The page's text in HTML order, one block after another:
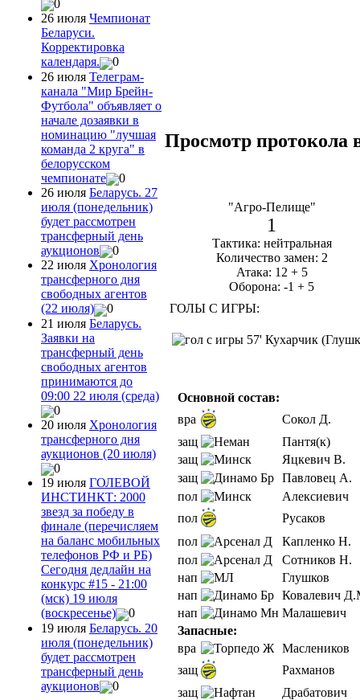
0
26 июля Чемпионат
Беларуси.
Корректировка
календаря.
0
26 июля Телеграм-
канала "Мир Брейн-
Футбола" объявляет о
начале дозаявки в
номинацию "лучшая
команда 2 круга" в
белорусском
чемпионате
0
26 июля Беларусь. 27
июля (понедельник)
будет рассмотрен
трансферный день
аукционов
0
22 июля Хронология
трансферного дня
свободных агентов
(22 июля)
0
21 июля Беларусь.
Заявки на
трансферный день
свободных агентов
принимаются до
09:00 22 июля (среда)
0
20 июля Хронология
трансферного дня
аукционов (20 июля)
0
19 июля ГОЛЕВОЙ
ИНСТИНКТ: 2000
звезд за победу в
финале (перечисляем
на баланс мобильных
телефонов РФ и РБ)
Сегодня дедлайн на
конкурс #15 - 21:00
(мск) 19 июля
(воскресенье)
0
19 июля Беларусь. 20
июля (понедельник)
будет рассмотрен
трансферный день
аукционов
0
Просмотр протокола
"Агро-Пелище"
1
Тактика: нейтральная
Количество замен: 2
Атака: 12 + 5
Оборона: -1 + 5
ГОЛЫ С ИГРЫ:
57' Кухарчик
Основной состав:
вра
Сокол Д.
защ
Пантя(к)
защ
Яцкевич В.
защ
Павловец А.
пол
Алексиевич
пол
Русаков
пол
Капленко Н.
пол
Сотников Н.
нап
Глушков
нап
Ковалевич
нап
Малашевич
Запасные:
вра
Маслеников
защ
Рахманов
защ
Драбатович